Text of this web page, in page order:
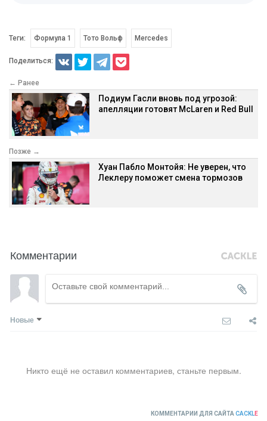
Теги: Формула 1 Тото Вольф Mercedes
Поделиться:
← Ранее
Подиум Гасли вновь под угрозой:
апелляции готовят McLaren и Red Bull
Позже →
Хуан Пабло Монтойя: Не уверен, что
Леклеру поможет смена тормозов
Комментарии
Новые
Никто ещё не оставил комментариев, станьте первым.
КОММЕНТАРИИ ДЛЯ САЙТА CACKLE